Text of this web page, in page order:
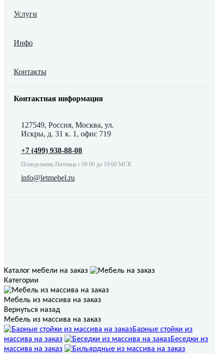
Услуги
Инфо
Контакты
Контактная информация
127549, Россия, Москва, ул.
Искры, д. 31 к. 1, офис 719
+7 (499) 938-88-08
Понедельник-Пятница с 09:00 до 19:00 МСК
info@letmebel.ru
Каталог мебели на заказ
Категории
Мебель из массива на заказ
Вернуться назад
Мебель из массива на заказ
Барные стойки из
массива на заказ
Беседки из
массива на заказ